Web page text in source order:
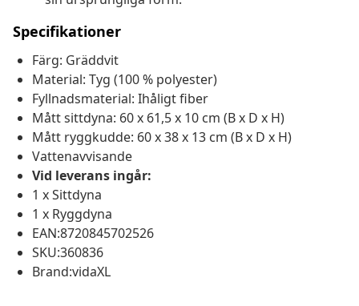
Specifikationer
Färg: Gräddvit
Material: Tyg (100 % polyester)
Fyllnadsmaterial: Ihåligt fiber
Mått sittdyna: 60 x 61,5 x 10 cm (B x D x H)
Mått ryggkudde: 60 x 38 x 13 cm (B x D x H)
Vattenavvisande
Vid leverans ingår:
1 x Sittdyna
1 x Ryggdyna
EAN:8720845702526
SKU:360836
Brand:vidaXL